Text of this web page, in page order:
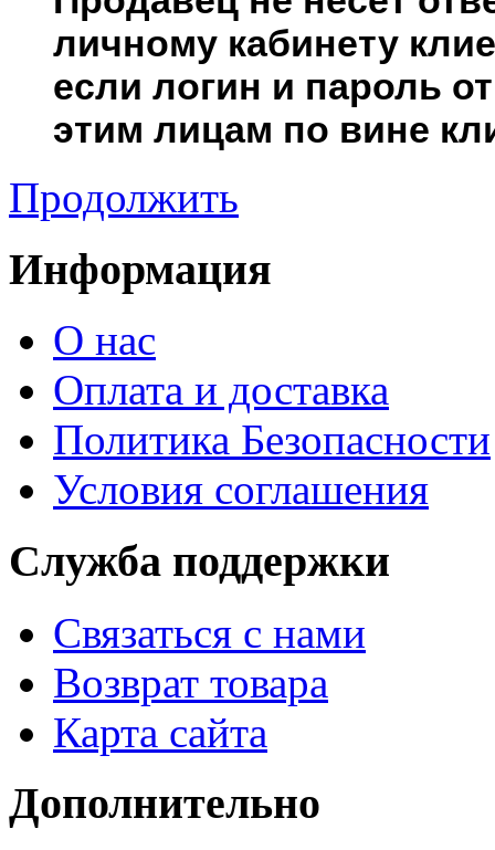
личному кабинету
если логин и пароль
этим лицам по вине
Продолжить
Информация
О нас
Оплата и доставка
Политика Безопасности
Условия соглашения
Служба поддержки
Связаться с нами
Возврат товара
Карта сайта
Дополнительно